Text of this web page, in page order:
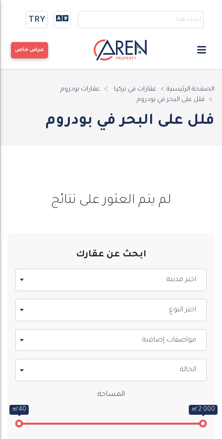
TRY
عرض خاص
الصفحة الرئيسية عقارات في تركيا
عقارات بودروم
فلل على البحر في بودروم
فلل على البحر في بودروم
لم يتم العثور على نتائج
ابحث عن عقارك
اختر مدينة
اختر النوع
مواصفات إضافية
الحالة
المساحة
㎡40 ㎡2 000